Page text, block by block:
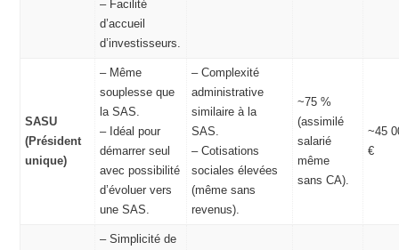
– Facilité
d’accueil
d’investisseurs.
SASU
(Président
unique)
– Même
souplesse que
la SAS.
– Idéal pour
démarrer seul
avec possibilité
d’évoluer vers
une SAS.
– Complexité
administrative
similaire à la
SAS.
– Cotisations
sociales élevées
(même sans
revenus).
~75 %
(assimilé
salarié
même
sans CA).
~45
€
– Simplicité de